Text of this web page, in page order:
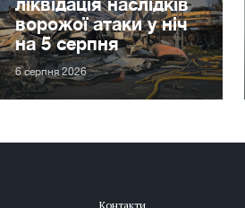
ворожої атаки у ніч
на 5 серпня
6 серпня 2026
Контакти